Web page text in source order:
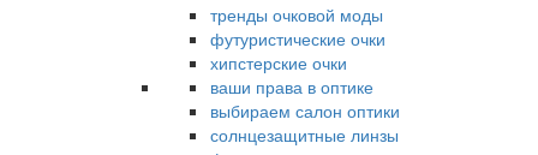
тренды очковой моды
футуристические очки
хипстерские очки
ваши права в оптике
выбираем салон оптики
солнцезащитные линзы